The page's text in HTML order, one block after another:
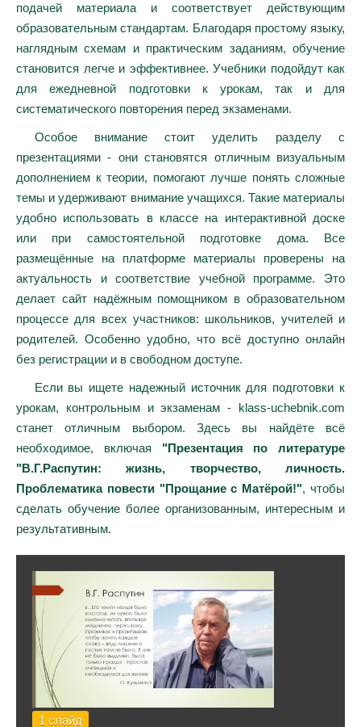
подачей материала и соответствует действующим
образовательным стандартам. Благодаря простому языку,
наглядным схемам и практическим заданиям, обучение
становится легче и эффективнее. Учебники подойдут как
для ежедневной подготовки к урокам, так и для
систематического повторения перед экзаменами.
Особое внимание стоит уделить разделу с
презентациями - они становятся отличным визуальным
дополнением к теории, помогают лучше понять сложные
темы и удерживают внимание учащихся. Такие материалы
удобно использовать в классе на интерактивной доске
или при самостоятельной подготовке дома. Все
размещённые на платформе материалы проверены на
актуальность и соответствие учебной программе. Это
делает сайт надёжным помощником в образовательном
процессе для всех участников: школьников, учителей и
родителей. Особенно удобно, что всё доступно онлайн
без регистрации и в свободном доступе.
Если вы ищете надежный источник для подготовки к
урокам, контрольным и экзаменам - klass-uchebnik.com
станет отличным выбором. Здесь вы найдёте всё
необходимое, включая "Презентация по литературе
"В.Г.Распутин: жизнь, творчество, личность.
Проблематика повести "Прощание с Матёрой!", чтобы
сделать обучение более организованным, интересным и
результативным.
1 слайд